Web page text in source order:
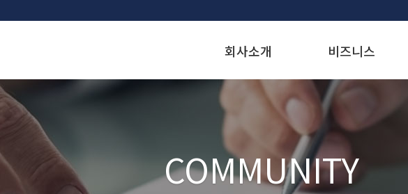
회사소개 비즈니스
COMMUNITY